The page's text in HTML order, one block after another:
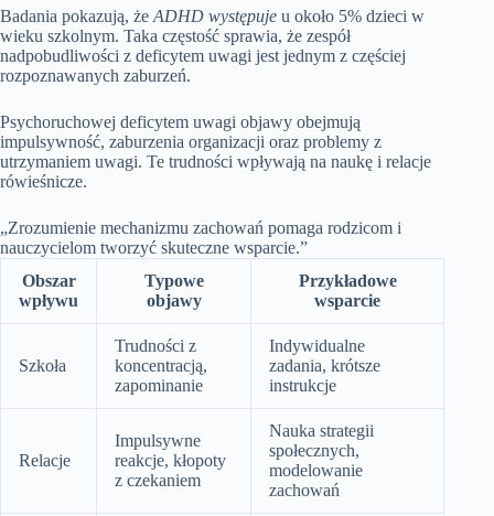
Badania pokazują, że ADHD występuje u około 5% dzieci w
wieku szkolnym. Taka częstość sprawia, że zespół
nadpobudliwości z deficytem uwagi jest jednym z częściej
rozpoznawanych zaburzeń.
Psychoruchowej deficytem uwagi objawy obejmują
impulsywność, zaburzenia organizacji oraz problemy z
utrzymaniem uwagi. Te trudności wpływają na naukę i relacje
rówieśnicze.
„Zrozumienie mechanizmu zachowań pomaga rodzicom i
nauczycielom tworzyć skuteczne wsparcie.”
Obszar
wpływu
Typowe
objawy
Przykładowe
wsparcie
Szkoła
Trudności z
koncentracją,
zapominanie
Indywidualne
zadania, krótsze
instrukcje
Relacje
Impulsywne
reakcje, kłopoty
z czekaniem
Nauka strategii
społecznych,
modelowanie
zachowań